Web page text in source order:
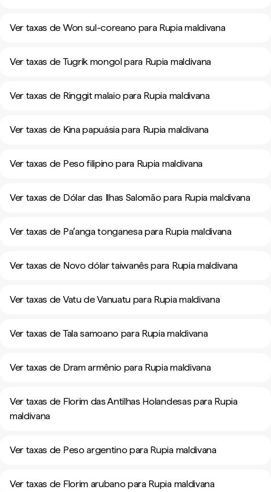
Ver taxas de Won sul-coreano para Rupia maldivana
Ver taxas de Tugrik mongol para Rupia maldivana
Ver taxas de Ringgit malaio para Rupia maldivana
Ver taxas de Kina papuásia para Rupia maldivana
Ver taxas de Peso filipino para Rupia maldivana
Ver taxas de Dólar das Ilhas Salomão para Rupia maldivana
Ver taxas de Paʻanga tonganesa para Rupia maldivana
Ver taxas de Novo dólar taiwanês para Rupia maldivana
Ver taxas de Vatu de Vanuatu para Rupia maldivana
Ver taxas de Tala samoano para Rupia maldivana
Ver taxas de Dram armênio para Rupia maldivana
Ver taxas de Florim das Antilhas Holandesas para Rupia
maldivana
Ver taxas de Peso argentino para Rupia maldivana
Ver taxas de Florim arubano para Rupia maldivana